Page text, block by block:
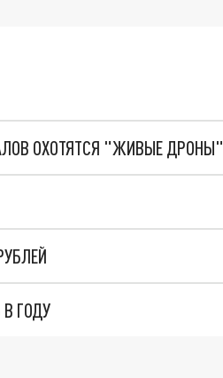
ОХОТЯТСЯ "ЖИВЫЕ ДРОНЫ"
ГОДУ